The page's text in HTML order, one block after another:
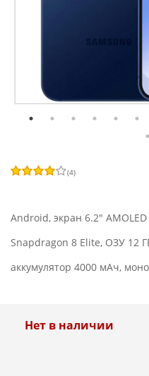
(4)
Android, экран 6.2"
Snapdragon 8 Elite, ОЗУ 12
аккумулятор 4000 мАч,
Нет в наличии